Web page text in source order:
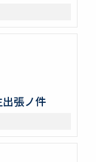
張ノ件